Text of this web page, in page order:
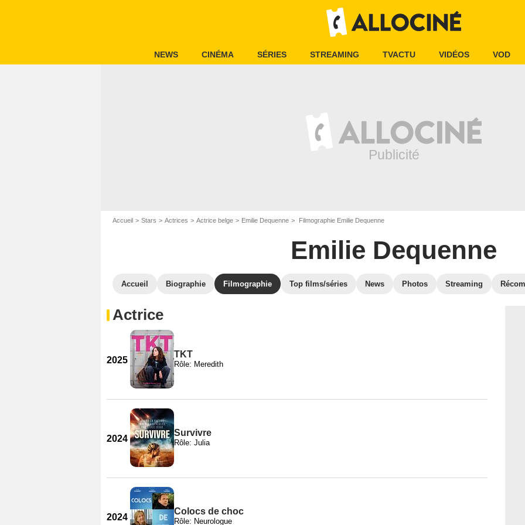
NEWS CINÉMA SÉRIES STREAMING TVACTU VIDÉOS VOD
Accueil Stars Actrices Actrice belge Emilie Dequenne Filmographie Emilie Dequenne
Emilie Dequenne
Accueil Biographie Filmographie Top films/séries News Photos Streaming
Actrice
2025
TKT
Rôle: Meredith
2024
Survivre
Rôle: Julia
2024
Colocs de choc
Rôle: Neurologue